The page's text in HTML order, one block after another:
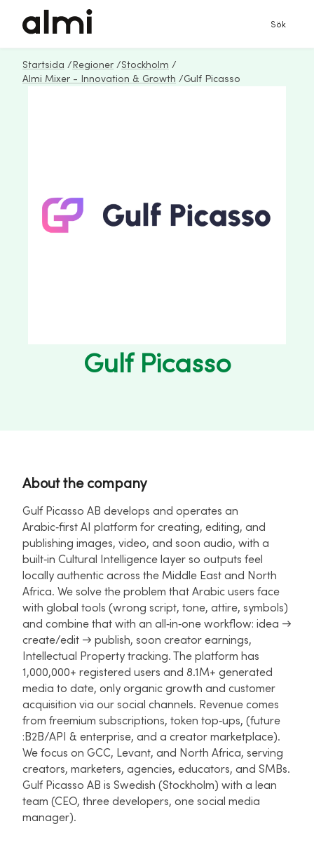
Sök
Startsida / Regioner /Stockholm /
Almi Mixer - Innovation & Growth /Gulf Picasso
Gulf Picasso
About the company
Gulf Picasso AB develops and operates an
Arabic‑first AI platform for creating, editing, and
publishing images, video, and soon audio, with a
built‑in Cultural Intelligence layer so outputs feel
locally authentic across the Middle East and North
Africa. We solve the problem that Arabic users face
with global tools (wrong script, tone, attire, symbols)
and combine that with an all‑in‑one workflow: idea →
create/edit → publish, soon creator earnings,
Intellectual Property tracking. The platform has
1,000,000+ registered users and 8.1M+ generated
media to date, only organic growth and customer
acquisition via our social channels. Revenue comes
from freemium subscriptions, token top‑ups, (future
:B2B/API & enterprise, and a creator marketplace).
We focus on GCC, Levant, and North Africa, serving
creators, marketers, agencies, educators, and SMBs.
Gulf Picasso AB is Swedish (Stockholm) with a lean
team (CEO, three developers, one social media
manager).